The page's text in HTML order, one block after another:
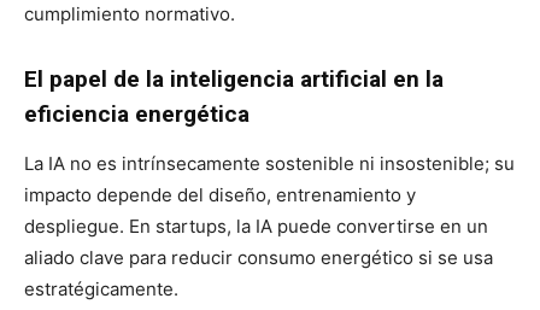
cumplimiento normativo.
El papel de la inteligencia artificial en la
eficiencia energética
La IA no es intrínsecamente sostenible ni insostenible; su
impacto depende del diseño, entrenamiento y
despliegue. En startups, la IA puede convertirse en un
aliado clave para reducir consumo energético si se usa
estratégicamente.